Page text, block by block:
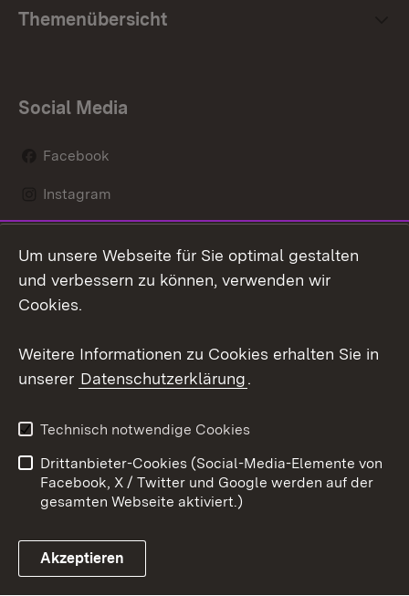
Themenübersicht
Social Media
Facebook
Instagram
Social Wall
Youtube
Link zum Landesportal
Kontakt
Datenschutz
Barrierefreiheit
Impressum Cookies
Um unsere Webseite für Sie optimal gestalten
und verbessern zu können, verwenden wir
Cookies.
Weitere Informationen zu Cookies erhalten Sie in
unserer Datenschutzerklärung.
Technisch notwendige Cookies
Drittanbieter-Cookies (Social-Media-Elemente von
Facebook, X / Twitter und Google werden auf der
gesamten Webseite aktiviert.)
Akzeptieren